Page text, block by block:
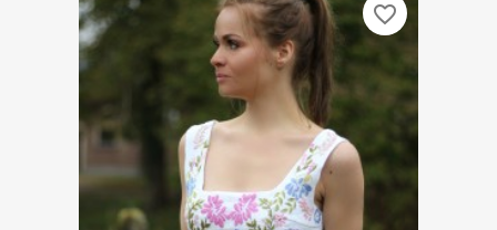
favorite_border